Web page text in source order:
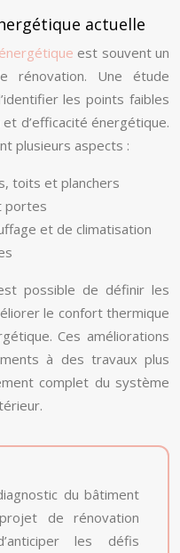
actuelle
est souvent un
rénovation. Une étude
les points faibles
d’efficacité énergétique.
plusieurs aspects :
toits et planchers
portes
et de climatisation
possible de définir les
le confort thermique
Ces améliorations
à des travaux plus
complet du système
du bâtiment
de rénovation
les défis